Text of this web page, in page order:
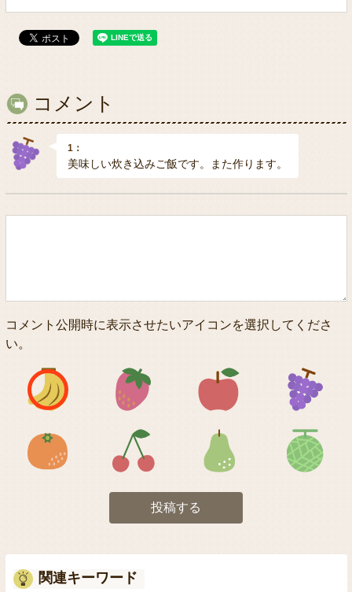
コメント
1：
美味しい炊き込みご飯です。また作ります。
コメント公開時に表示させたいアイコンを選択してくださ
い。
アイコン1 アイコン2 アイコン3
アイコン5 アイコン6 アイコン7
投稿する
関連キーワード